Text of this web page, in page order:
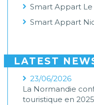
Smart Appart Le
Smart Appart
LATEST
23/06/2026
La Normandie
touristique en 2025